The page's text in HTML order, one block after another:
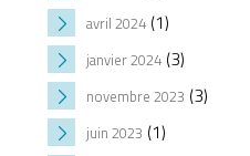
avril 2024(1)
janvier 2024(3)
novembre 2023 (3)
juin 2023 (1)